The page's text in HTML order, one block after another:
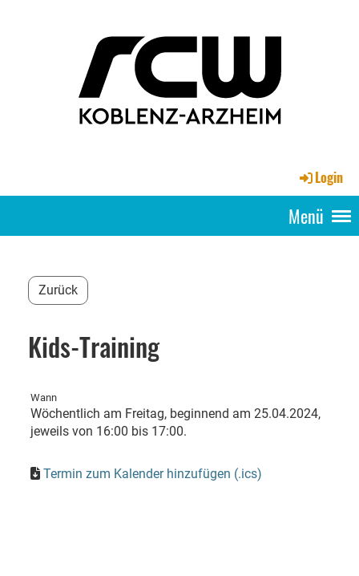
Login
Menü
Zurück
Kids-Training
Wann
Wöchentlich am Freitag, beginnend am 25.04.2024,
jeweils von 16:00 bis 17:00.
Termin zum Kalender hinzufügen (.ics)